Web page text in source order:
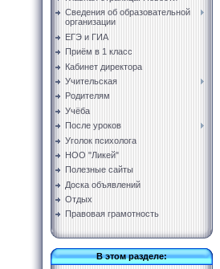
Сведения об образовательной
организации
ЕГЭ и ГИА
Приём в 1 класс
Кабинет директора
Учительская
Родителям
Учёба
После уроков
Уголок психолога
НОО "Ликей"
Полезные сайты
Доска объявлений
Отдых
Правовая грамотность
В этом разделе: